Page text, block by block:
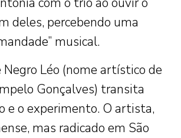
deles, percebendo uma
musical.
Léo (nome artístico de
Gonçalves) transita
e o experimento. O artista,
mas radicado em São